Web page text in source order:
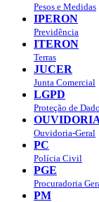
Pesos e Medidas
IPERON
Previdência
ITERON
Terras
JUCER
Junta Comercial
LGPD
Proteção de
Ouvidoria-Geral
PC
Polícia Civil
PGE
Procuradoria
PM